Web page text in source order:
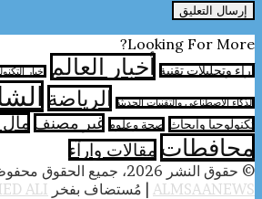
Looking For More?
آراء وتحليلات تقنية أخبار العالم اخبار
الذكاء الاصطناعي والتقنيات الحديثة الرياضة
تكنولوجيا وابحاث صحة وعلوم غير مصنف
محافطات مقالات وارآء
© حقوق النشر 2026، جميع الحقوق محفوظة |
ALMSAANEWS | مُستضاف بفخر ALI